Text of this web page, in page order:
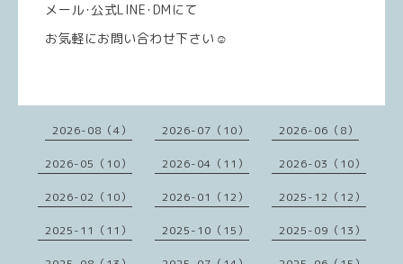
メール･公式LINE･DMにて
お気軽にお問い合わせ下さい☺️
2026-08（4） 2026-07（10） 2026-06（8）
2026-05（10） 2026-04（11） 2026-03（10）
2026-02（10） 2026-01（12） 2025-12（12）
2025-11（11） 2025-10（15） 2025-09（13）